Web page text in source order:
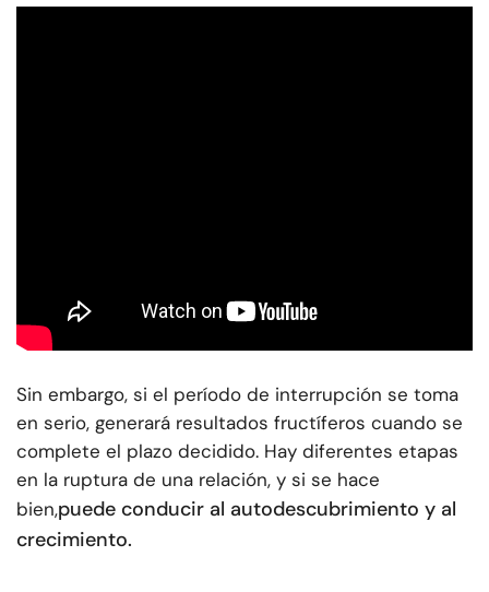
Sin embargo, si el período de interrupción se toma
en serio, generará resultados fructíferos cuando se
complete el plazo decidido. Hay diferentes etapas
en la ruptura de una relación, y si se hace
bien,puede conducir al autodescubrimiento y al
crecimiento.